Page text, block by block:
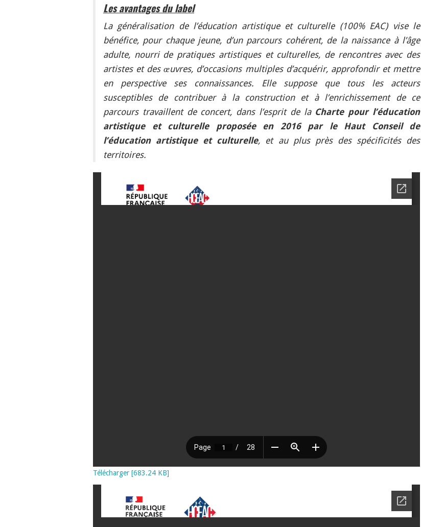
Les avantages du label
La généralisation de l’éducation artistique et culturelle (100% EAC) vise le
bénéfice, pour chaque jeune, d’un parcours cohérent, de la naissance à l’âge
adulte, nourri de pratiques artistiques et culturelles, de rencontres avec des
artistes et des œuvres, d’occasions multiples d’acquérir, approfondir et mettre
en perspective ses connaissances. Elle suppose que tous les acteurs
susceptibles de contribuer à la construction et à l’enrichissement de ce
parcours travaillent de concert, dans l’esprit de la Charte pour l’éducation
artistique et culturelle proposée en 2016 par le Haut Conseil de
l’éducation artistique et culturelle, et au plus près des spécificités des
territoires.
Télécharger [683.24 KB]